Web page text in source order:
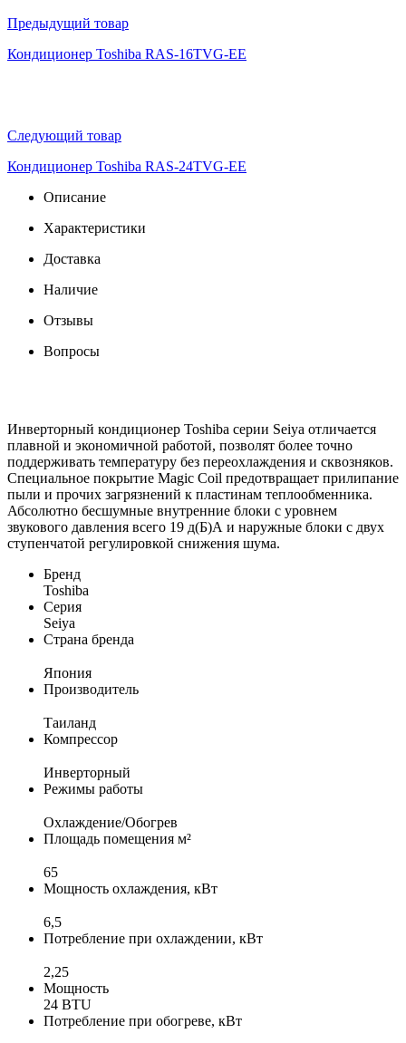
Предыдущий товар
Кондиционер Toshiba RAS-16TVG-EE
Следующий товар
Кондиционер Toshiba RAS-24TVG-EE
Описание
Характеристики
Доставка
Наличие
Отзывы
Вопросы
Инверторный кондиционер Toshiba серии Seiya отличается
плавной и экономичной работой, позволят более точно
поддерживать температуру без переохлаждения и сквозняков.
Специальное покрытие Magic Coil предотвращает прилипание
пыли и прочих загрязнений к пластинам теплообменника.
Абсолютно бесшумные внутренние блоки с уровнем
звукового давления всего 19 д(Б)А и наружные блоки с двух
ступенчатой регулировкой снижения шума.
Бренд
Toshiba
Серия
Seiya
Страна бренда
Япония
Производитель
Таиланд
Компрессор
Инверторный
Режимы работы
Охлаждение/Обогрев
Площадь помещения м²
65
Мощность охлаждения, кВт
6,5
Потребление при охлаждении, кВт
2,25
Мощность
24 BTU
Потребление при обогреве, кВт